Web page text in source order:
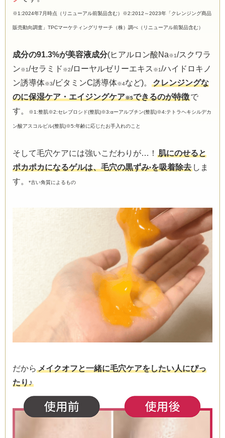
※1:2024年7月時点（リニューアル前製品含む）※2:2012～2023年「クレンジング商品
販売動向調査」TPCマーケティングリサーチ（株）調べ（リニューアル前製品含む）
成分の91.3%が美容液成分(ヒアルロン酸Na※1/スクワラ
ン※1/セラミド ※2/ローヤルゼリーエキス ※1/ハイドロキノ
ン誘導体※3/ビタミンC誘導体※4など)。
クレンジングな
のに保湿ケア・エイジングケア※5できるのが特徴で
す。
※1:整肌※2:セレブロシド(整肌)※3:αーアルブチン(整肌)※4:テトラヘキシルデカ
ン酸アスコルビル(整肌)※5:年齢に応じたお手入れのこと
そして毛穴ケアには強いこだわりが…！ 肌にのせると
ポカポカになるゲルは、毛穴の黒ずみ*を吸着除去 しま
す。
*古い角質によるもの
だから メイクオフと一緒に毛穴ケアをしたい人にぴっ
たり♪